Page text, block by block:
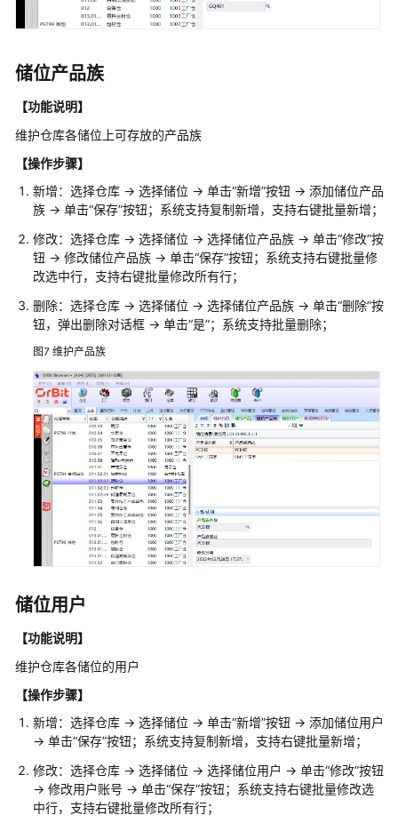
解
方
实
践
华
天
软
3D+IM
智
能
制
造
解
方
案
实
践
金
蝶
械
备
数
字
化
解
决
案
实
践
储位产品族
【功能说明】
维护仓库各储位上可存放的产品族
【操作步骤】
新增：选择仓库 -> 选择储位 -> 单击“新增”按钮 -> 添加储位产品
族 -> 单击“保存”按钮；系统支持复制新增，支持右键批量新增；
修改：选择仓库 -> 选择储位 -> 选择储位产品族 -> 单击“修改”按
钮 -> 修改储位产品族 -> 单击“保存”按钮；系统支持右键批量修
改选中行，支持右键批量修改所有行；
删除：选择仓库 -> 选择储位 -> 选择储位产品族 -> 单击“删除”按
钮，弹出删除对话框 -> 单击“是”；系统支持批量删除；
图7 维护产品族
储位用户
【功能说明】
维护仓库各储位的用户
【操作步骤】
新增：选择仓库 -> 选择储位 -> 单击“新增”按钮 -> 添加储位用户
-> 单击“保存”按钮；系统支持复制新增，支持右键批量新增；
修改：选择仓库 -> 选择储位 -> 选择储位用户 -> 单击“修改”按钮
-> 修改用户账号 -> 单击“保存”按钮；系统支持右键批量修改选
中行，支持右键批量修改所有行；